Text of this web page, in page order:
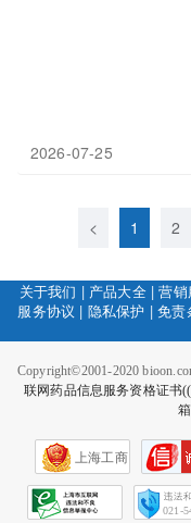
2026-07-25
< 1 2
关于我们 | 产品大全|营销
服务协议 | 隐私保护 |免责
Copyright©2001-2020
联网药品信息服务资格证书
上海工商
021-